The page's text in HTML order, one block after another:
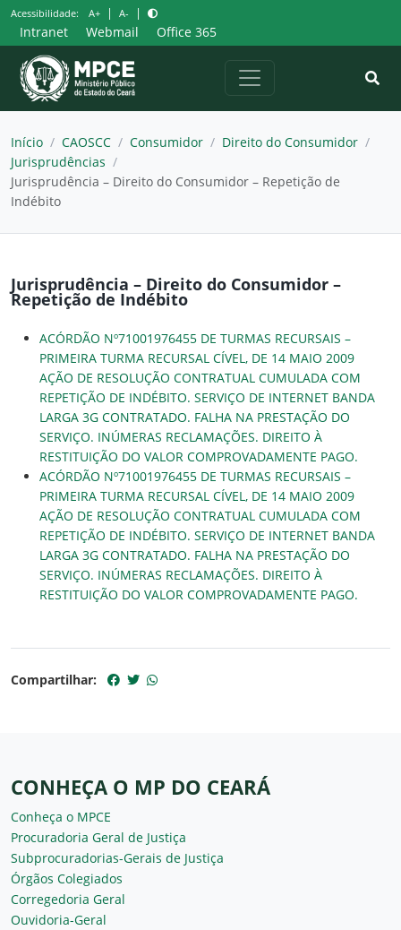
Pular
para
o
conteúdo
Acessibilidade: A+ | A- |
Intranet Webmail Office 365
Início / CAOSCC / Consumidor / Direito do Consumidor /
Jurisprudências /
Jurisprudência – Direito do Consumidor – Repetição de
Indébito
Jurisprudência – Direito do Consumidor –
Repetição de Indébito
ACÓRDÃO Nº71001976455 DE TURMAS RECURSAIS –
PRIMEIRA TURMA RECURSAL CÍVEL, DE 14 MAIO 2009
AÇÃO DE RESOLUÇÃO CONTRATUAL CUMULADA COM
REPETIÇÃO DE INDÉBITO. SERVIÇO DE INTERNET BANDA
LARGA 3G CONTRATADO. FALHA NA PRESTAÇÃO DO
SERVIÇO. INÚMERAS RECLAMAÇÕES. DIREITO À
RESTITUIÇÃO DO VALOR COMPROVADAMENTE PAGO.
ACÓRDÃO Nº71001976455 DE TURMAS RECURSAIS –
PRIMEIRA TURMA RECURSAL CÍVEL, DE 14 MAIO 2009
AÇÃO DE RESOLUÇÃO CONTRATUAL CUMULADA COM
REPETIÇÃO DE INDÉBITO. SERVIÇO DE INTERNET BANDA
LARGA 3G CONTRATADO. FALHA NA PRESTAÇÃO DO
SERVIÇO. INÚMERAS RECLAMAÇÕES. DIREITO À
RESTITUIÇÃO DO VALOR COMPROVADAMENTE PAGO.
Compartilhar:
CONHEÇA O MP DO CEARÁ
Conheça o MPCE
Procuradoria Geral de Justiça
Subprocuradorias-Gerais de Justiça
Órgãos Colegiados
Corregedoria Geral
Ouvidoria-Geral